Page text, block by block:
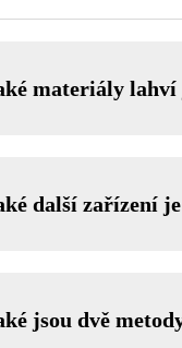
materiály lahví
další zařízení
jsou dvě